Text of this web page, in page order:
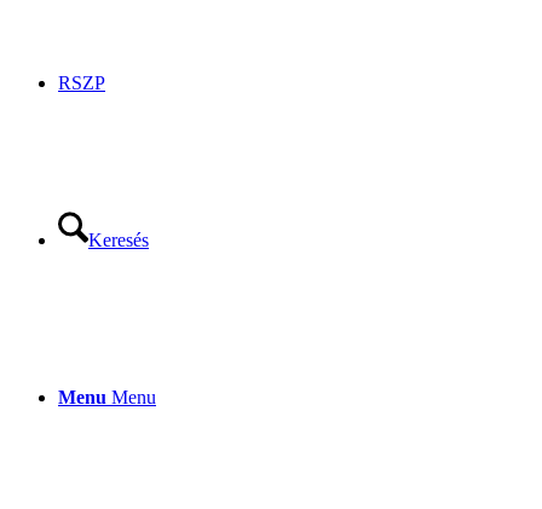
RSZP
Keresés
Menu Menu